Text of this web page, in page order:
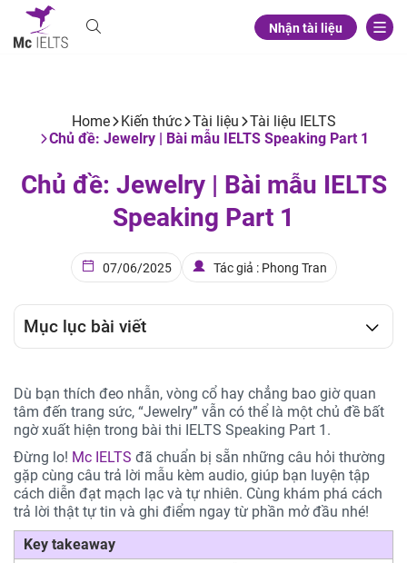
Nhận tài liệu
Home Kiến thức Tài liệu
Tài liệu IELTS
Chủ đề: Jewelry | Bài mẫu IELTS Speaking Part 1
Chủ đề: Jewelry | Bài mẫu IELTS
Speaking Part 1
07/06/2025 Tác giả : Phong Tran
Mục lục bài viết
Dù bạn thích đeo nhẫn, vòng cổ hay chẳng bao giờ quan
tâm đến trang sức, “Jewelry” vẫn có thể là một chủ đề bất
ngờ xuất hiện trong bài thi IELTS Speaking Part 1.
Đừng lo! Mc IELTS đã chuẩn bị sẵn những câu hỏi thường
gặp cùng câu trả lời mẫu kèm audio, giúp bạn luyện tập
cách diễn đạt mạch lạc và tự nhiên. Cùng khám phá cách
trả lời thật tự tin và ghi điểm ngay từ phần mở đầu nhé!
Key takeaway